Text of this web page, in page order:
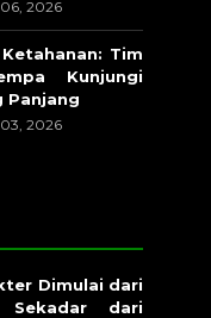
2026
Tim
Kunjungi
Panjang
2026
Dimulai dari
Sekadar dari